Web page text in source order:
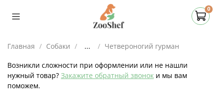
0
Главная Собаки ... Четвероногий гурман
Возникли сложности при оформлении или не нашли
нужный товар? Закажите обратный звонок и мы вам
поможем.